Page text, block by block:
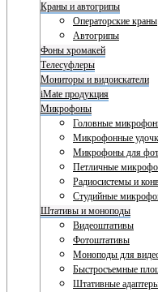
Краны и автогрипы
Операторские краны
Автогрипы
Фоны хромакей
Телесуфлеры
Мониторы и видоискатели
iMate продукция
Микрофоны
Головные
Микрофонные
Микрофоны для
Петличные
Радиосистемы и
Студийные
Штативы и моноподы
Видеоштативы
Фотоштативы
Моноподы для
Быстросъемные
Штативные